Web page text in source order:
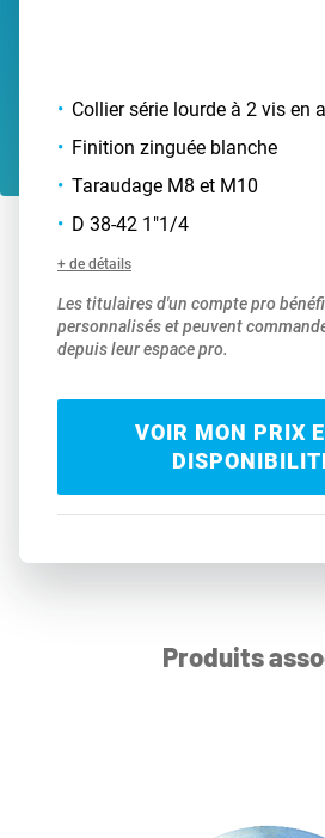
Collier série lourde à 2 vis en
Finition zinguée blanche
Taraudage M8 et M10
D 38-42 1"1/4
+ de détails
Les titulaires d'un compte pro
personnalisés et peuvent
depuis leur espace pro.
VOIR MON PRIX
Produits